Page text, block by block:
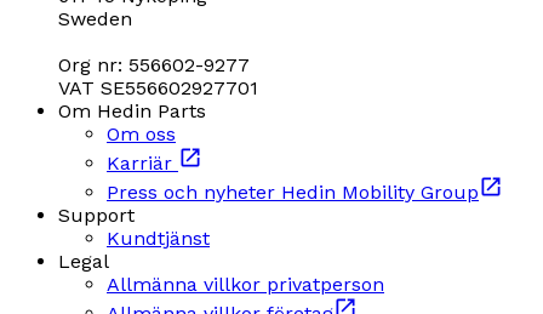
Sweden
Org nr: 556602-9277
VAT SE556602927701
Om Hedin Parts
Om oss
Karriär
Press och nyheter Hedin Mobility Group
Support
Kundtjänst
Legal
Allmänna villkor privatperson